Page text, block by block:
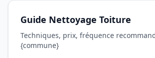
Guide Nettoyage Toiture
Techniques, prix, fréquence
{commune}